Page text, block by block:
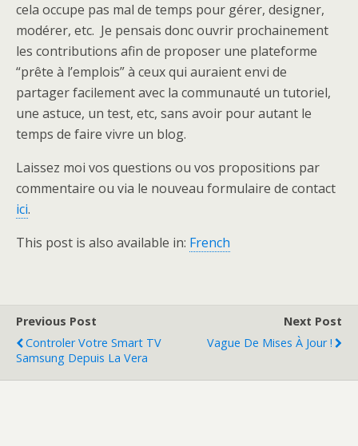
cela occupe pas mal de temps pour gérer, designer,
modérer, etc. Je pensais donc ouvrir prochainement
les contributions afin de proposer une plateforme
“prête à l’emplois” à ceux qui auraient envi de
partager facilement avec la communauté un tutoriel,
une astuce, un test, etc, sans avoir pour autant le
temps de faire vivre un blog.
Laissez moi vos questions ou vos propositions par
commentaire ou via le nouveau formulaire de contact
ici.
This post is also available in: French
Previous Post
Controler Votre Smart TV
Samsung Depuis La Vera
Next Post
Vague De Mises À Jour !